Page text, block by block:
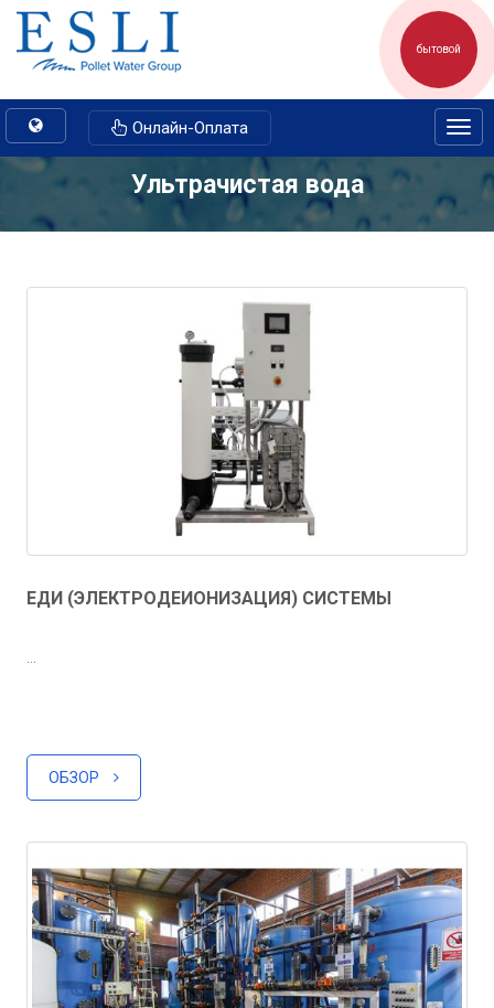
бытовой
Toggle
navigation
Онлайн-Оплата
Ультрачистая вода
ЕДИ (ЭЛЕКТРОДЕИОНИЗАЦИЯ) СИСТЕМЫ
...
ОБЗОР